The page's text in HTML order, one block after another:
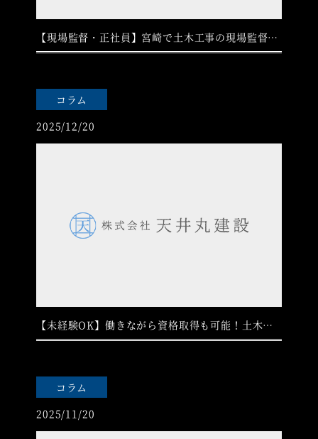
【現場監督・正社員】宮崎で土木工事の現場監督として働きませんか？
コラム
2025/12/20
【未経験OK】働きながら資格取得も可能！土木工事の現場監督として働きませんか？
コラム
2025/11/20